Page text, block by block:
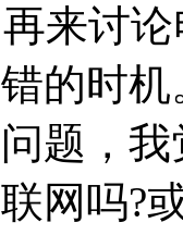
讨论
的时机
，我
网吗?